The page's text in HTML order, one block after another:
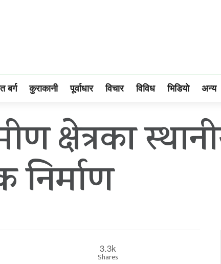
बर्ग कुराकानी पूर्वाधार विचार विविध भिडियो अन्य
क्षेत्रका
निर्माण
3.3k
Shares